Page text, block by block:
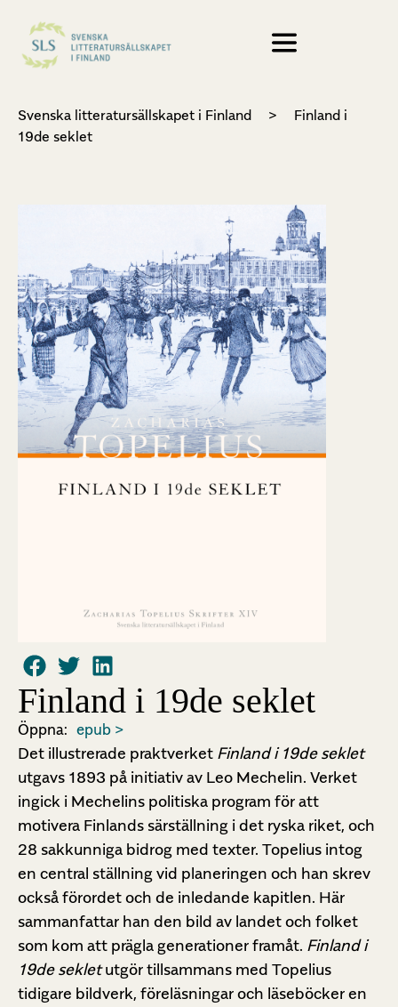
Svenska litteratursällskapet i Finland >
Finland i
19de seklet
Finland i 19de seklet
Öppna: epub >
Det illustrerade praktverket Finland i 19de seklet
utgavs 1893 på initiativ av Leo Mechelin. Verket
ingick i Mechelins politiska program för att
motivera Finlands särställning i det ryska riket, och
28 sakkunniga bidrog med texter. Topelius intog
en central ställning vid planeringen och han skrev
också förordet och de inledande kapitlen. Här
sammanfattar han den bild av landet och folket
som kom att prägla generationer framåt. Finland i
19de sekletutgör tillsammans med Topelius
tidigare bildverk, föreläsningar och läseböcker en